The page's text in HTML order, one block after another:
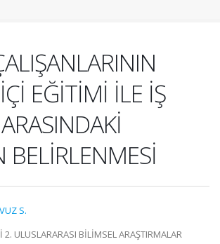
EĞİTİMİ İLE İŞ
BELİRLENMESİ
S.
2. ULUSLARARASI BİLİMSEL ARAŞTIRMALAR